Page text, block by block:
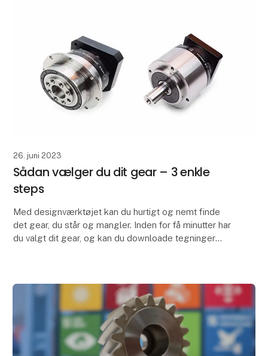
26. juni 2023
Sådan vælger du dit gear – 3 enkle
steps
Med designværktøjet kan du hurtigt og nemt finde
det gear, du står og mangler. Inden for få minutter har
du valgt dit gear, og kan du downloade tegninger